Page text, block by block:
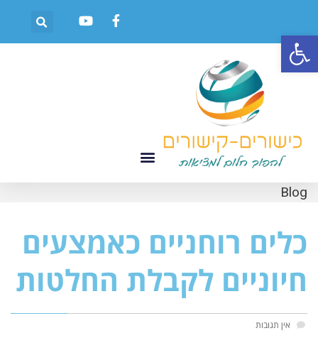
פתח סרגל נגישות
Blog
כלים רוחניים כאמצעים
חיוניים לקבלת החלטות
אין תגובות